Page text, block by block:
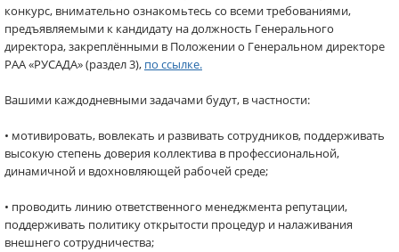
конкурс, внимательно ознакомьтесь со всеми требованиями,
предъявляемыми к кандидату на должность Генерального
директора, закреплёнными в Положении о Генеральном директоре
РАА «РУСАДА» (раздел 3), по ссылке.
Вашими каждодневными задачами будут, в частности:
• мотивировать, вовлекать и развивать сотрудников, поддерживать
высокую степень доверия коллектива в профессиональной,
динамичной и вдохновляющей рабочей среде;
• проводить линию ответственного менеджмента репутации,
поддерживать политику открытости процедур и налаживания
внешнего сотрудничества;